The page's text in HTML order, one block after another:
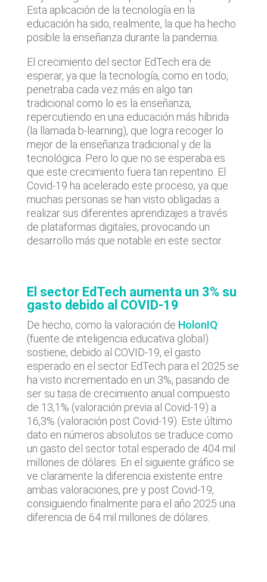
Esta aplicación de la tecnología en la
educación ha sido, realmente, la que ha hecho
posible la enseñanza durante la pandemia.
El crecimiento del sector EdTech era de
esperar, ya que la tecnología, como en todo,
penetraba cada vez más en algo tan
tradicional como lo es la enseñanza,
repercutiendo en una educación más híbrida
(la llamada b-learning), que logra recoger lo
mejor de la enseñanza tradicional y de la
tecnológica. Pero lo que no se esperaba es
que este crecimiento fuera tan repentino. El
Covid-19 ha acelerado este proceso, ya que
muchas personas se han visto obligadas a
realizar sus diferentes aprendizajes a través
de plataformas digitales, provocando un
desarrollo más que notable en este sector.
El sector EdTech aumenta un 3% su
gasto debido al COVID-19
De hecho, como la valoración de HolonIQ
(fuente de inteligencia educativa global)
sostiene, debido al COVID-19, el gasto
esperado en el sector EdTech para el 2025 se
ha visto incrementado en un 3%, pasando de
ser su tasa de crecimiento anual compuesto
de 13,1% (valoración previa al Covid-19) a
16,3% (valoración post Covid-19). Este último
dato en números absolutos se traduce como
un gasto del sector total esperado de 404 mil
millones de dólares. En el siguiente gráfico se
ve claramente la diferencia existente entre
ambas valoraciones, pre y post Covid-19,
consiguiendo finalmente para el año 2025 una
diferencia de 64 mil millones de dólares.